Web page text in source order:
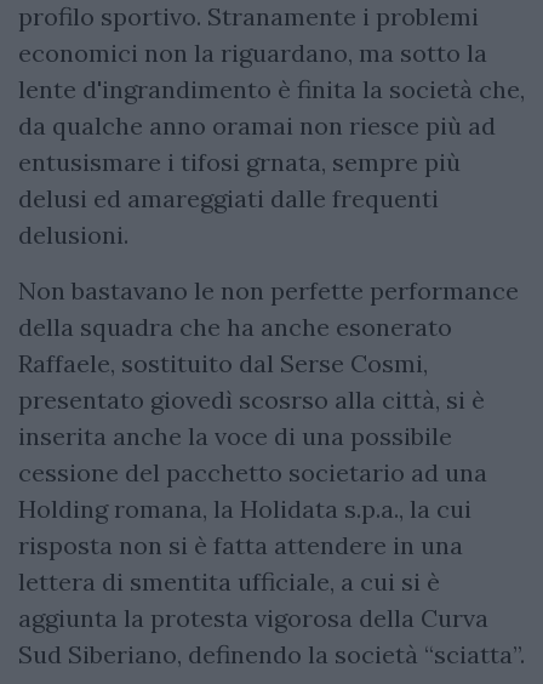
profilo sportivo. Stranamente i problemi
economici non la riguardano, ma sotto la
lente d'ingrandimento è finita la società che,
da qualche anno oramai non riesce più ad
entusismare i tifosi grnata, sempre più
delusi ed amareggiati dalle frequenti
delusioni.
Non bastavano le non perfette performance
della squadra che ha anche esonerato
Raffaele, sostituito dal Serse Cosmi,
presentato giovedì scosrso alla città, si è
inserita anche la voce di una possibile
cessione del pacchetto societario ad una
Holding romana, la Holidata s.p.a., la cui
risposta non si è fatta attendere in una
lettera di smentita ufficiale, a cui si è
aggiunta la protesta vigorosa della Curva
Sud Siberiano, definendo la società “sciatta”.